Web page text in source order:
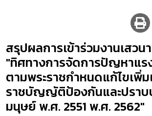
สรุปผลการเข้าร่วมงานเสวน
"ทิศทางการจัดการปัญหาแร
ตามพระราชกำหนดแก้ไขเพิ่ม
ราชบัญญัติป้องกันและปราบ
มนุษย์ พ.ศ. 2551 พ.ศ. 2562"